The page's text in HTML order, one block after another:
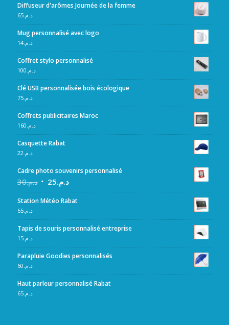
Diffuseur d'arômes Journée de la femme
د.م.65
Mug personnalisé avec logo
د.م.14
Coffret stylo personnalisé
د.م. 100
Clé USB personnalisée bois écologique
د.م.75
Coffrets publicitaires Maroc
د.م. 160
Casquette Rabat
د.م. 22
Cadre photo souvenirs personnalisé
د.م.30 د.م.25
Station Météo Rabat
د.م.65
Tapis de souris personnalisé entreprise
د.م.15
Parapluie Goodies personnalisés
د.م. 60
Haut parleur personnalisé Rabat
د.م.65